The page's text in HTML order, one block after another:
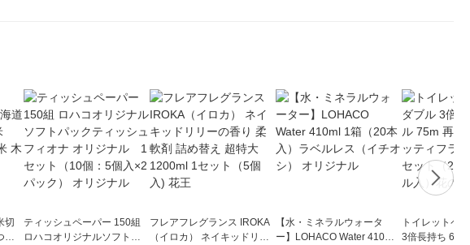
切
ぼ
ティッシュペーパー 150組
ロハコオリジナルソフトパ
フレアフレグランス IROKA
（イロカ） ネイキッドリリ
【水・ミネラルウォータ
ー】LOHACO Water 410ml
トイレットペ
3倍長持ち 6ロール